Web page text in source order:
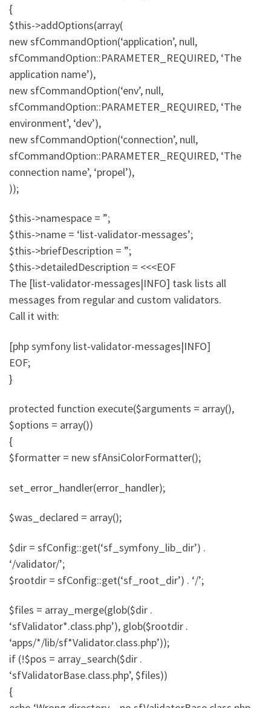
{
$this->addOptions(array(
new sfCommandOption(‘application’, null,
sfCommandOption::PARAMETER_REQUIRED, ‘The
application name’),
new sfCommandOption(‘env’, null,
sfCommandOption::PARAMETER_REQUIRED, ‘The
environment’, ‘dev’),
new sfCommandOption(‘connection’, null,
sfCommandOption::PARAMETER_REQUIRED, ‘The
connection name’, ‘propel’),
));
$this->namespace = ”;
$this->name = ‘list-validator-messages’;
$this->briefDescription = ”;
$this->detailedDescription = <<<EOF
The [list-validator-messages|INFO] task lists all
messages from regular and custom validators.
Call it with:
[php symfony list-validator-messages|INFO]
EOF;
}
protected function execute($arguments = array(),
$options = array())
{
$formatter = new sfAnsiColorFormatter();
set_error_handler(error_handler);
$was_declared = array();
$dir = sfConfig::get(‘sf_symfony_lib_dir’) .
‘/validator/’;
$rootdir = sfConfig::get(‘sf_root_dir’) . ‘/’;
$files = array_merge(glob($dir .
‘sfValidator*.class.php’), glob($rootdir .
‘apps/*/lib/sf*Validator.class.php’));
if (!$pos = array_search($dir .
‘sfValidatorBase.class.php’, $files))
{